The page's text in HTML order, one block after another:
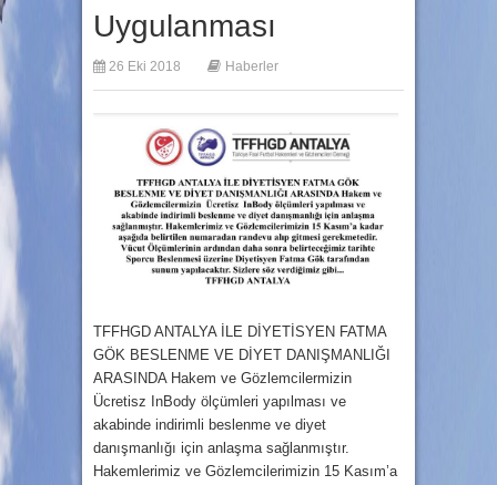
Uygulanması
26 Eki 2018 Haberler
TFFHGD ANTALYA İLE DİYETİSYEN FATMA
GÖK BESLENME VE DİYET DANIŞMANLIĞI
ARASINDA Hakem ve Gözlemcilermizin
Ücretisz InBody ölçümleri yapılması ve
akabinde indirimli beslenme ve diyet
danışmanlığı için anlaşma sağlanmıştır.
Hakemlerimiz ve Gözlemcilerimizin 15 Kasım’a